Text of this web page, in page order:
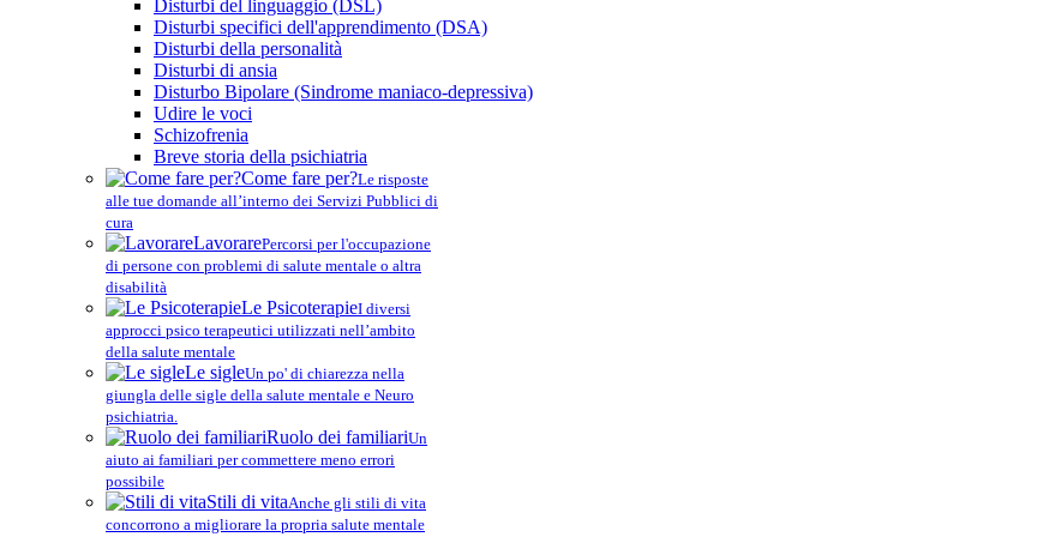
Disturbi del linguaggio (DSL)
Disturbi specifici dell'apprendimento (DSA)
Disturbi della personalità
Disturbi di ansia
Disturbo Bipolare (Sindrome maniaco-depressiva)
Udire le voci
Schizofrenia
Breve storia della psichiatria
Come fare per?Le risposte
alle tue domande all’interno dei Servizi Pubblici di
cura
LavorarePercorsi per l'occupazione
di persone con problemi di salute mentale o altra
disabilità
Le PsicoterapieI diversi
approcci psico terapeutici utilizzati nell’ambito
della salute mentale
Le sigleUn po' di chiarezza nella
giungla delle sigle della salute mentale e Neuro
psichiatria.
Ruolo dei familiariUn
aiuto ai familiari per commettere meno errori
possibile
Stili di vitaAnche gli stili di vita
concorrono a migliorare la propria salute mentale